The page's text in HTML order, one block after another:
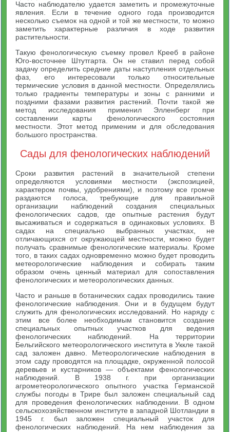
Часто наблюдателю удается заметить и промежуточные
явления. Если в течение одного года производится
несколько съемок на одной и той же местности, то можно
заметить характерные различия в ходе развития
растительности.
Такую фенологическую съемку провел Крееб в районе
Юго-восточнее Штутгарта. Он не ставил перед собой
задачу определить средние даты наступления отдельных
фаз, его интересовали только относительные
термические условия в данной местности. Определялись
только градиенты температуры и зоны с ранними и
поздними фазами развития растений. Почти такой же
метод исследования применил Элленберг при
составлении карты фенологического состояния
местности. Этот метод применим и для обследования
большого пространства.
Сады для фенологических наблюдений
Сроки развития растений в значительной степени
определяются условиями местности (экспозицией,
характером почвы, удобрениями), и поэтому все громче
раздаются голоса, требующие для правильной
организации наблюдений создания специальных
фенологических садов, где опытные растения будут
высаживаться и содержаться в одинаковых условиях. В
садах на специально выбранных участках, не
отличающихся от окружающей местности, можно будет
получать сравнимые фенологические материалы. Кроме
того, в таких садах одновременно можно будет проводить
метеорологические наблюдения и собирать таким
образом очень ценный материал для сопоставления
фенологических и метеорологических данных.
Часто и раньше в ботанических садах проводились такие
фенологические наблюдения. Они и в будущем будут
служить для фенологических исследований. Но наряду с
этим все более необходимым становится создание
специальных опытных участков для ведения
фенологических наблюдений. На территории
Бельгийского метеорологического института в Уккле такой
сад заложен давно. Метеорологические наблюдения в
этом саду проводятся на площадке, окруженной полосой
деревьев и кустарников — объектами фенологических
наблюдений. В 1938 г. при организации
агрометеорологического опытного участка Германской
службы погоды в Трире был заложен специальный сад
для проведения фенологических наблюдении. В одном
сельскохозяйственном институте в западной Шотландии в
1945 г. был заложен специальный участок для
фенологических наблюдений. На нем наблюдения за